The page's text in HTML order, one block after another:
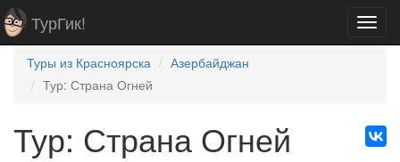
ТурГик!
Туры из Красноярска
Азербайджан
Тур: Страна Огней
Тур: Страна Огней